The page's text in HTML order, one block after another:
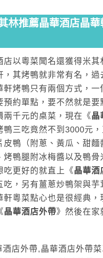
其林推薦晶華酒店晶
店以粵菜聞名還獲得米其
，其烤鴨就非常有名，過
軒烤鴨只有兩個方式，一
預約單點，要不然就是要
兩千元的桌菜，現在《晶
鴨三吃竟然不到3000元
皮鴨（附蔥、黃瓜、甜麵
烤鴨腿附冰梅醬以及鴨骨
吃更好的就直上《晶華酒
吃，另有薑蔥炒鴨架與芋
軒粵菜點心也是很經典，
晶華酒店外帶》然後在家